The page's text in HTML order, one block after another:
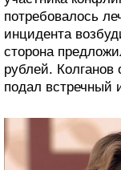
потребовалось
инцидента
сторона
рублей. Колганов
подал встречный